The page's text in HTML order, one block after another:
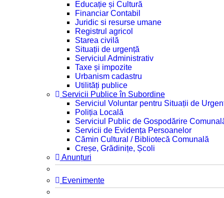
Educație și Cultură
Financiar Contabil
Juridic si resurse umane
Registrul agricol
Starea civilă
Situații de urgență
Serviciul Administrativ
Taxe și impozite
Urbanism cadastru
Utilități publice
Servicii Publice în Subordine
Serviciul Voluntar pentru Situații de
Poliția Locală
Serviciul Public de Gospodărire
Servicii de Evidența Persoanelor
Cămin Cultural / Bibliotecă Comunală
Creșe, Grădinițe, Școli
Anunțuri
Evenimente